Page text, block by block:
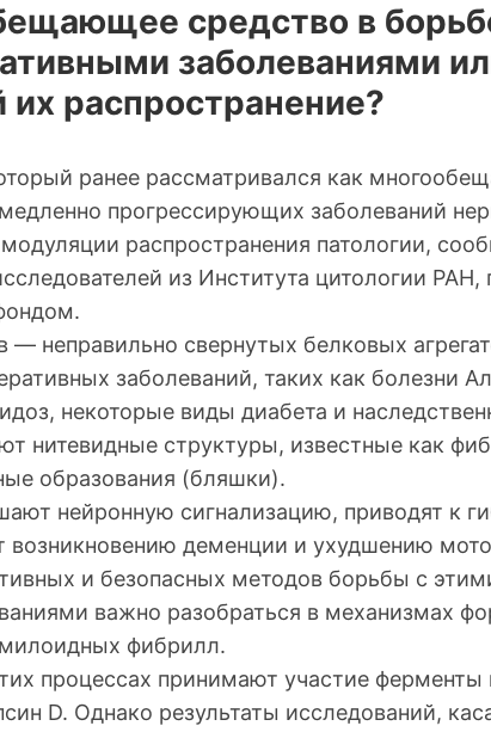
средство в
заболеваниями
распространение?
ранее рассматривался как
прогрессирующих заболеваний
распространения патологии,
из Института цитологии
— неправильно свернутых белковых
заболеваний, таких как болезни
некоторые виды диабета и
нитевидные структуры, известные как
образования (бляшки).
нейронную сигнализацию, приводят к
возникновению деменции и ухудшению
и безопасных методов борьбы с
важно разобраться в механизмах
фибрилл.
процессах принимают участие ферменты
D. Однако результаты исследований,